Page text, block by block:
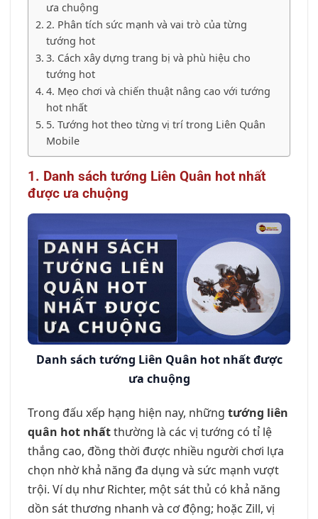
ưa chuộng
2. Phân tích sức mạnh và vai trò của từng
tướng hot
3. Cách xây dựng trang bị và phù hiệu cho
tướng hot
4. Mẹo chơi và chiến thuật nâng cao với tướng
hot nhất
5. Tướng hot theo từng vị trí trong Liên Quân
Mobile
1. Danh sách tướng Liên Quân hot nhất
được ưa chuộng
Danh sách tướng Liên Quân hot nhất được
ưa chuộng
Trong đấu xếp hạng hiện nay, những tướng liên
quân hot nhấtthường là các vị tướng có tỉ lệ
thắng cao, đồng thời được nhiều người chơi lựa
chọn nhờ khả năng đa dụng và sức mạnh vượt
trội. Ví dụ như Richter, một sát thủ có khả năng
dồn sát thương nhanh và cơ động; hoặc Zill, vị